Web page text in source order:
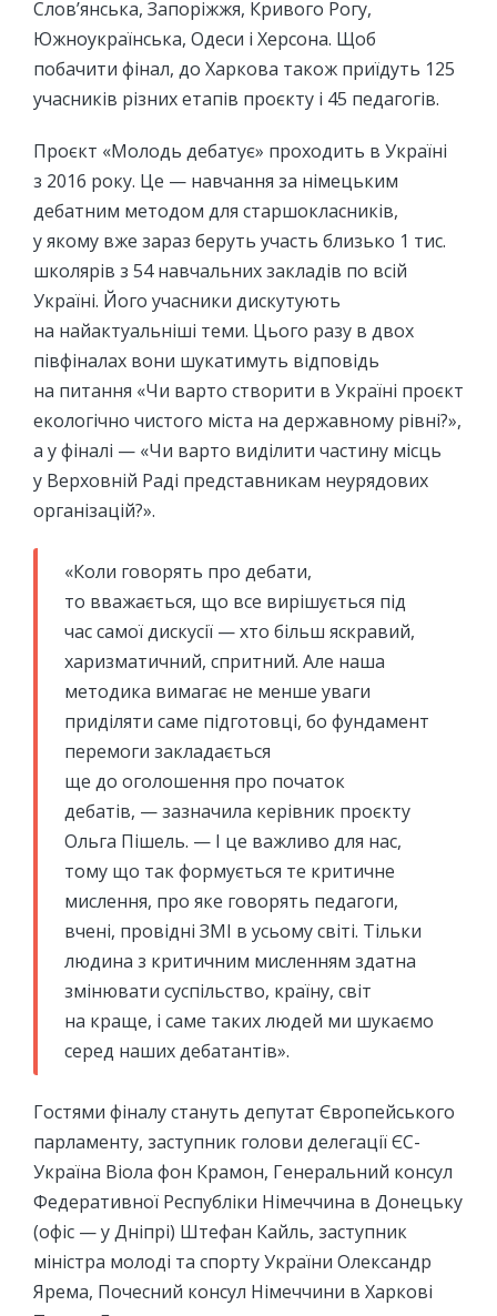
Слов’янська, Запоріжжя, Кривого Рогу,
Южноукраїнська, Одеси і Херсона. Щоб
побачити фінал, до Харкова також приїдуть 125
учасників різних етапів проєкту і 45 педагогів.
Проєкт «Молодь дебатує» проходить в Україні
з 2016 року. Це — навчання за німецьким
дебатним методом для старшокласників,
у якому вже зараз беруть участь близько 1 тис.
школярів з 54 навчальних закладів по всій
Україні. Його учасники дискутують
на найактуальніші теми. Цього разу в двох
півфіналах вони шукатимуть відповідь
на питання «Чи варто створити в Україні проєкт
екологічно чистого міста на державному рівні?»,
а у фіналі — «Чи варто виділити частину місць
у Верховній Раді представникам неурядових
організацій?».
«Коли говорять про дебати,
то вважається, що все вирішується під
час самої дискусії — хто більш яскравий,
харизматичний, спритний. Але наша
методика вимагає не менше уваги
приділяти саме підготовці, бо фундамент
перемоги закладається
ще до оголошення про початок
дебатів, — зазначила керівник проєкту
Ольга Пішель. — І це важливо для нас,
тому що так формується те критичне
мислення, про яке говорять педагоги,
вчені, провідні ЗМІ в усьому світі. Тільки
людина з критичним мисленням здатна
змінювати суспільство, країну, світ
на краще, і саме таких людей ми шукаємо
серед наших дебатантів».
Гостями фіналу стануть депутат Європейського
парламенту, заступник голови делегації ЄС-
Україна Віола фон Крамон, Генеральний консул
Федеративної Республіки Німеччина в Донецьку
(офіс — у Дніпрі) Штефан Кайль, заступник
міністра молоді та спорту України Олександр
Ярема, Почесний консул Німеччини в Харкові